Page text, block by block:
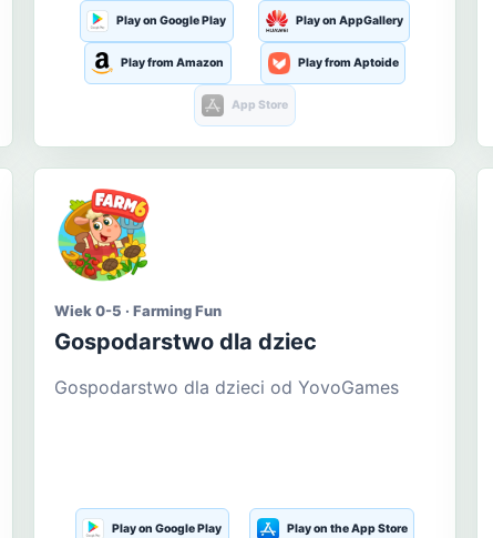
Play on Google Play Play on AppGallery
Play from Amazon Play from Aptoide
App Store
Wiek 0-5 · Farming Fun
Gospodarstwo dla dziec
Gospodarstwo dla dzieci od YovoGames
Play on Google Play Play on the App Store